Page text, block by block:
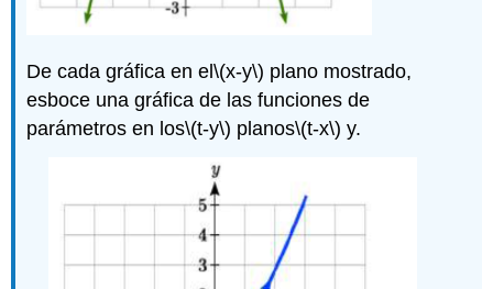
De cada gráfica en el\(x-y\) plano mostrado,
esboce una gráfica de las funciones de
parámetros en los\(t-y\) planos\(t-x\) y.